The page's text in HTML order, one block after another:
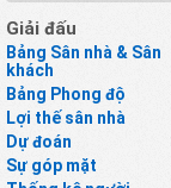
Giải đấu
Bảng Sân nhà & Sân
khách
Bảng Phong độ
Lợi thế sân nhà
Dự đoán
Sự góp mặt